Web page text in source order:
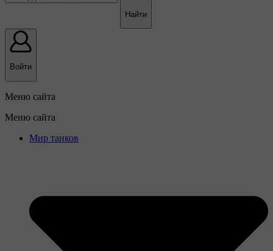
Найти
Войти
Меню сайта
Меню сайта
Мир танков